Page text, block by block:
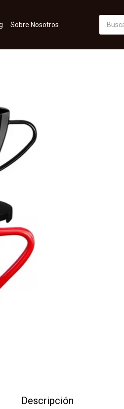
Sobre Nosotros
Descripción